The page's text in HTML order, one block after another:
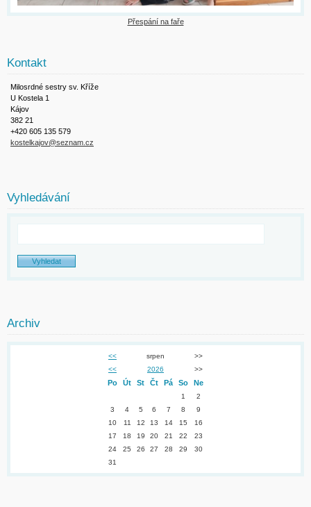
Přespání na faře
Kontakt
Milosrdné sestry sv. Kříže
U Kostela 1
Kájov
382 21
+420 605 135 579
kostelkajov@seznam.cz
Vyhledávání
Archiv
<< srpen
>>
<<
2026 >>
Po Út St Čt Pá So Ne
1
2
3
4 5 6 7 8
9
10
11 12 13 14 15
16
17
18 19 20 21 22
23
24
25 26 27 28 29
30
31